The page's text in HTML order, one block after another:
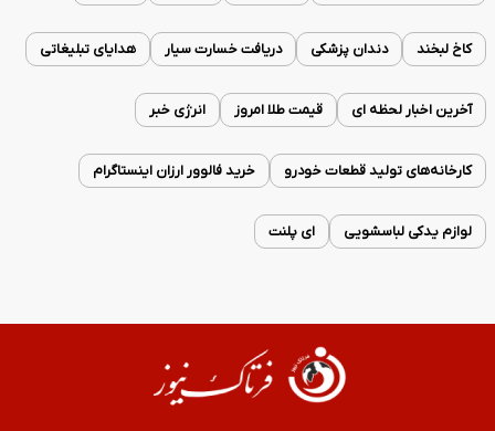
کاخ لبخند دندان پزشکی دریافت خسارت سیار هدایای تبلیغاتی
آخرین اخبار لحظه ای قیمت طلا امروز انرژی خبر
کارخانه‌های تولید قطعات خودرو خرید فالوور ارزان اینستاگرام
لوازم یدکی لباسشویی ای پلنت